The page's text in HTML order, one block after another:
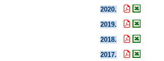
2020.
2019.
2018.
2017.